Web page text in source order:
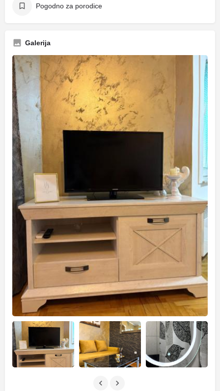
Pogodno za porodice
Galerija